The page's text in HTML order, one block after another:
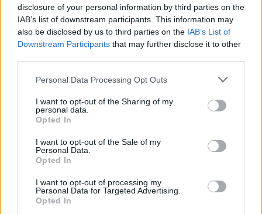
disclosure of your personal information by third parties on the
IAB’s list of downstream participants. This information may
also be disclosed by us to third parties on the IAB’s List of
Downstream Participants that may further disclose it to other
Please note that this website/app uses one or more Google
not limited to your visit or usage behaviour. You may click to
grant or deny consent to Google and its third-party tags to
use your data for below specified purposes in below Google
consent section.
Personal Data Processing Opt Outs
I want to opt-out of the Sharing of my
personal data.
Opted In
I want to opt-out of the Sale of my
Personal Data.
Opted In
I want to opt-out of processing my
Personal Data for Targeted Advertising.
Opted In
Egy csíki család kalandjai a világ legjobb
éttermében
Pacal a világ körül
Szólj hozzá!
A hozzászóláshoz be kell lépned!